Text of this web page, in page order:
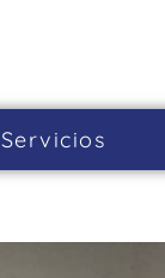
Servicios